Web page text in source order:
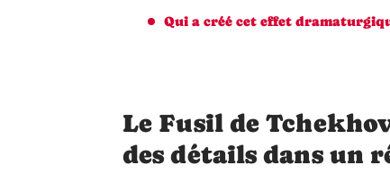
Qui a créé cet effet
Le Fusil de
des détails dans un